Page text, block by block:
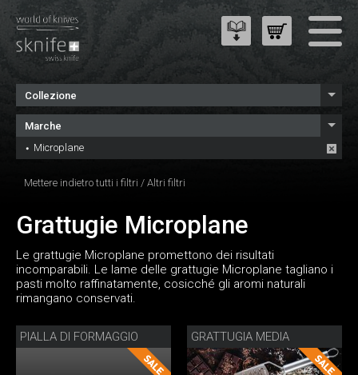
Collezione
Marche
Microplane
Mettere indietro tutti i filtri / Altri filtri
Grattugie Microplane
Le grattugie Microplane promettono dei risultati
incomparabili. Le lame delle grattugie Microplane tagliano i
pasti molto raffinatamente, cosicché gli aromi naturali
rimangano conservati.
PIALLA DI FORMAGGIO GRATTUGIA MEDIA